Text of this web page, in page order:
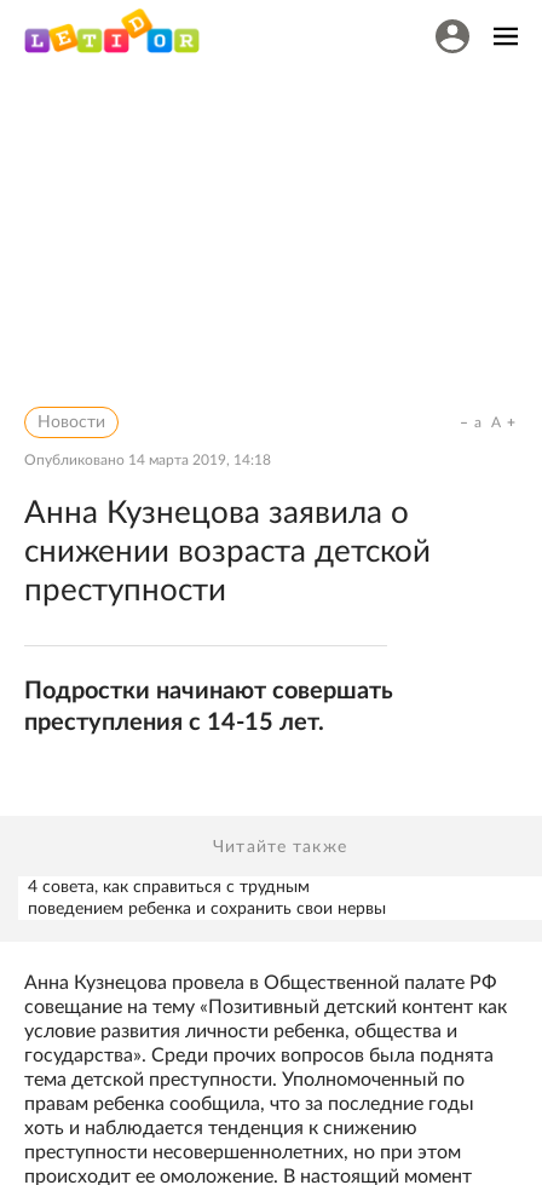
Новости
Опубликовано 14 марта 2019, 14:18
a A
Анна Кузнецова заявила о
снижении возраста детской
преступности
Подростки начинают совершать
преступления с 14-15 лет.
Читайте также
4 совета, как справиться с трудным
поведением ребенка и сохранить свои нервы
Анна Кузнецова провела в Общественной палате РФ
совещание на тему «Позитивный детский контент как
условие развития личности ребенка, общества и
государства». Среди прочих вопросов была поднята
тема детской преступности. Уполномоченный по
правам ребенка сообщила, что за последние годы
хоть и наблюдается тенденция к снижению
преступности несовершеннолетних, но при этом
происходит ее омоложение. В настоящий момент